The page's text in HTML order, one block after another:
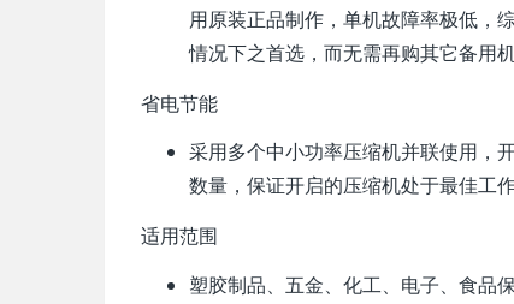
用原装正品制作，单机故障率极低，
情况下之首选，而无需再购其它备用机
省电节能
采用多个中小功率压缩机并联使用，
数量，保证开启的压缩机处于最佳工
适用范围
塑胶制品、五金、化工、电子、食品